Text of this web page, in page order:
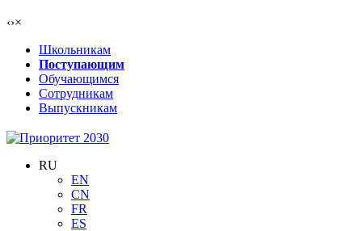
‹›×
Школьникам
Поступающим
Обучающимся
Сотрудникам
Выпускникам
RU
EN
CN
FR
ES